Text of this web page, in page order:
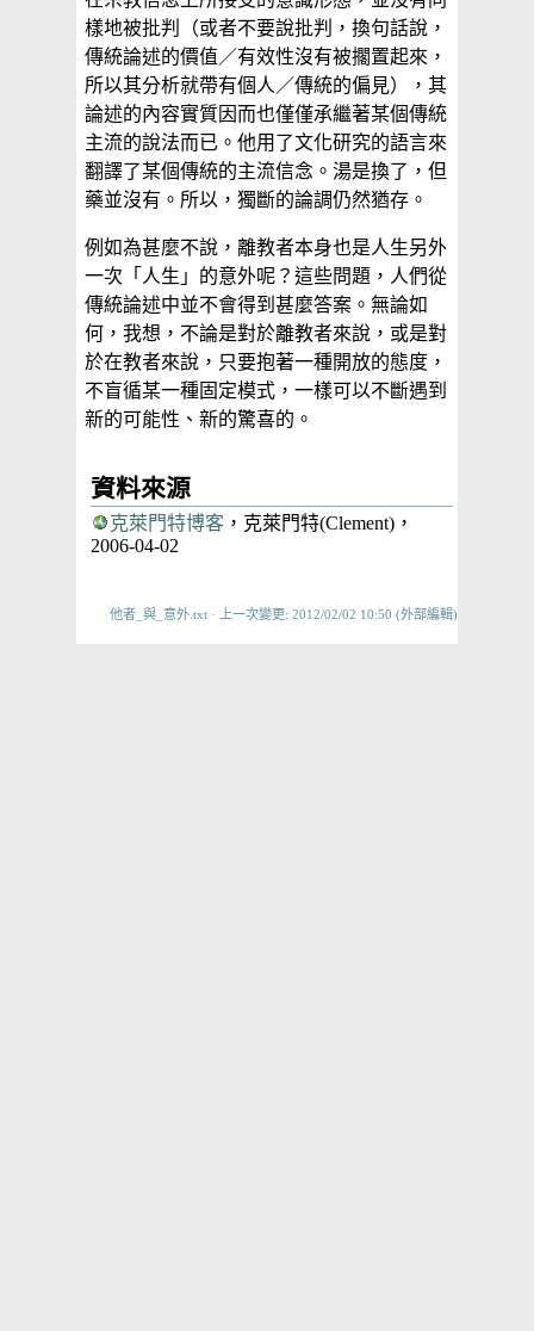
樣地被批判（或者不要說批判，換句話說，
傳統論述的價值／有效性沒有被擱置起來，
所以其分析就帶有個人／傳統的偏見），其
論述的內容實質因而也僅僅承繼著某個傳統
主流的說法而已。他用了文化研究的語言來
翻譯了某個傳統的主流信念。湯是換了，但
藥並沒有。所以，獨斷的論調仍然猶存。
例如為甚麼不說，離教者本身也是人生另外
一次「人生」的意外呢？這些問題，人們從
傳統論述中並不會得到甚麼答案。無論如
何，我想，不論是對於離教者來說，或是對
於在教者來說，只要抱著一種開放的態度，
不盲循某一種固定模式，一樣可以不斷遇到
新的可能性、新的驚喜的。
資料來源
克萊門特博客 ，克萊門特(Clement)，
2006-04-02
他者_與_意外.txt · 上一次變更: 2012/02/02 10:50 (外部編輯)